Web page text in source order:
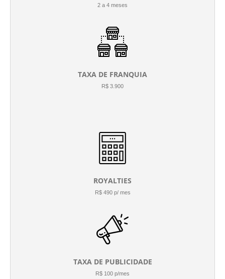
2 a 4 meses
TAXA DE FRANQUIA
R$ 3.900
ROYALTIES
R$ 490 p/ mes
TAXA DE PUBLICIDADE
R$ 100 p/mes